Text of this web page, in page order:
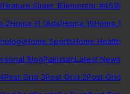
Elementor #4518
Feature Slider 1
2
Home 1
Home 10
Home 11 (Ads)
2
Home Health
Home Sports
Latest News
Pakistan
Personal Blog
Post Grid
Post Grid 2
Post Grid 3
4